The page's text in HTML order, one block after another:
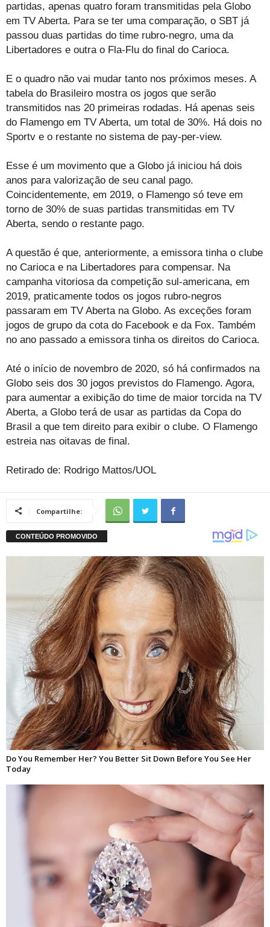
partidas, apenas quatro foram transmitidas pela Globo
em TV Aberta. Para se ter uma comparação, o SBT já
passou duas partidas do time rubro-negro, uma da
Libertadores e outra o Fla-Flu do final do Carioca.
E o quadro não vai mudar tanto nos próximos meses. A
tabela do Brasileiro mostra os jogos que serão
transmitidos nas 20 primeiras rodadas. Há apenas seis
do Flamengo em TV Aberta, um total de 30%. Há dois no
Sportv e o restante no sistema de pay-per-view.
Esse é um movimento que a Globo já iniciou há dois
anos para valorização de seu canal pago.
Coincidentemente, em 2019, o Flamengo só teve em
torno de 30% de suas partidas transmitidas em TV
Aberta, sendo o restante pago.
A questão é que, anteriormente, a emissora tinha o clube
no Carioca e na Libertadores para compensar. Na
campanha vitoriosa da competição sul-americana, em
2019, praticamente todos os jogos rubro-negros
passaram em TV Aberta na Globo. As exceções foram
jogos de grupo da cota do Facebook e da Fox. Também
no ano passado a emissora tinha os direitos do Carioca.
Até o início de novembro de 2020, só há confirmados na
Globo seis dos 30 jogos previstos do Flamengo. Agora,
para aumentar a exibição do time de maior torcida na TV
Aberta, a Globo terá de usar as partidas da Copa do
Brasil a que tem direito para exibir o clube. O Flamengo
estreia nas oitavas de final.
Retirado de: Rodrigo Mattos/UOL
Compartilhe: